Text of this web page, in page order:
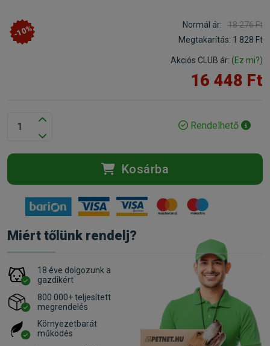
-10% Normál ár:
18 276 Ft
Megtakarítás: 1 828 Ft
Akciós CLUB ár: (Ez mi?)
16 448 Ft
Rendelhető
Kosárba
Miért tőlünk rendelj?
18 éve dolgozunk a
gazdikért
800 000+ teljesített
megrendelés
Környezetbarát
működés